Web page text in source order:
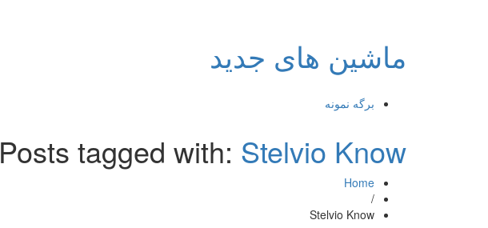
ماشین های جدید
برگه نمونه
Posts tagged with: Stelvio Know
Home
/
Stelvio Know